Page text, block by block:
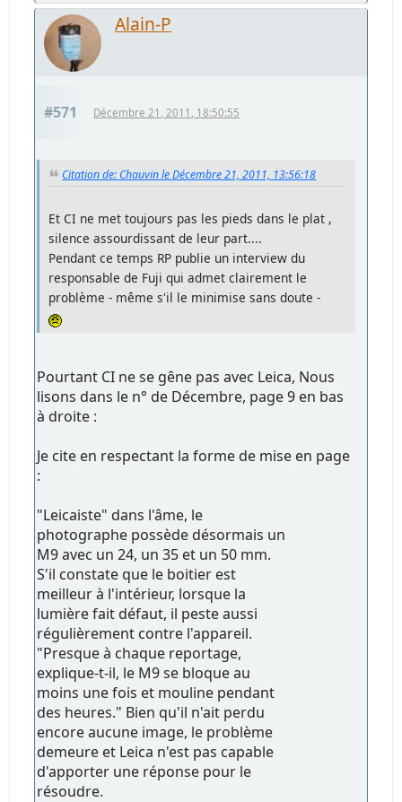
Alain-P
#571 Décembre 21, 2011, 18:50:55
Citation de: Chauvin le Décembre 21, 2011, 13:56:18
Et CI ne met toujours pas les pieds dans le plat ,
silence assourdissant de leur part....
Pendant ce temps RP publie un interview du
responsable de Fuji qui admet clairement le
problème - même s'il le minimise sans doute -
Pourtant CI ne se gêne pas avec Leica, Nous
lisons dans le n° de Décembre, page 9 en bas
à droite :
Je cite en respectant la forme de mise en page
:
"Leicaiste" dans l'âme, le
photographe possède désormais un
M9 avec un 24, un 35 et un 50 mm.
S'il constate que le boitier est
meilleur à l'intérieur, lorsque la
lumière fait défaut, il peste aussi
régulièrement contre l'appareil.
"Presque à chaque reportage,
explique-t-il, le M9 se bloque au
moins une fois et mouline pendant
des heures." Bien qu'il n'ait perdu
encore aucune image, le problème
demeure et Leica n'est pas capable
d'apporter une réponse pour le
résoudre.